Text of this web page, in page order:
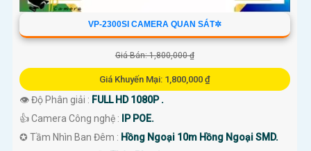
VP-2300SI CAMERA QUAN SÁT✲
Giá Bán: 1,800,000 ₫
Giá Khuyến Mại: 1,800,000 ₫
👁 Độ Phân giải : FULL HD 1080P .
👍 Camera Công nghệ :
IP POE.
✪ Tầm Nhìn Ban Đêm : Hồng Ngoại 10m Hồng Ngoại SMD.